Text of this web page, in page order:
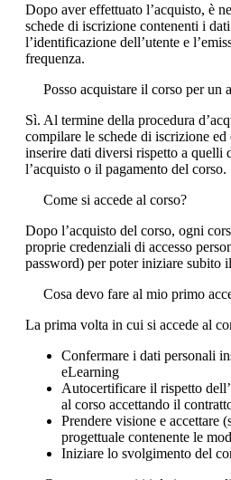
Dopo aver effettuato l’acquisto, è
schede di iscrizione contenenti i
l’identificazione dell’utente e
frequenza.
Posso acquistare il corso per un
Sì. Al termine della procedura
compilare le schede di iscrizione ed
inserire dati diversi rispetto a quelli
l’acquisto o il pagamento del corso.
Come si accede al corso?
Dopo l’acquisto del corso, ogni
proprie credenziali di accesso
password) per poter iniziare subito
Cosa devo fare al mio primo
La prima volta in cui si accede al
Confermare i dati personali
eLearning
Autocertificare il rispetto
al corso accettando il
Prendere visione e accettare
progettuale contenente le
Iniziare lo svolgimento del